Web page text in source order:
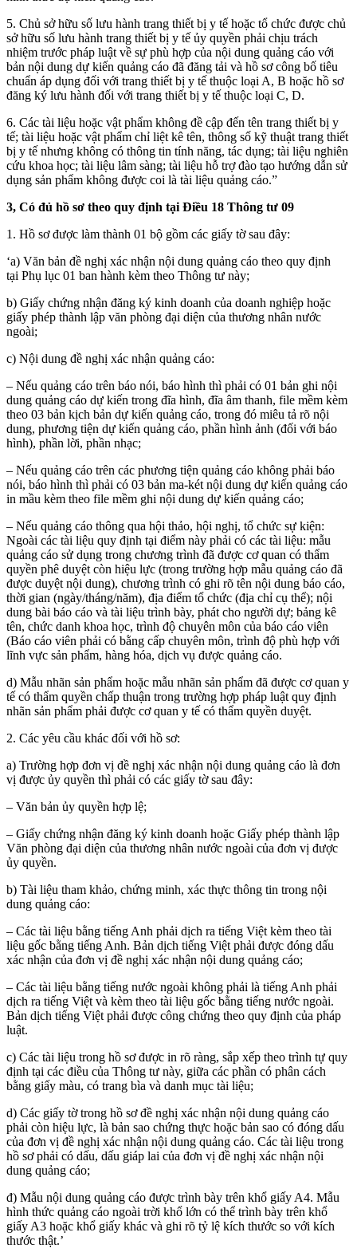
5. Chủ sở hữu số lưu hành trang thiết bị y tế hoặc tổ chức được chủ
sở hữu số lưu hành trang thiết bị y tế ủy quyền phải chịu trách
nhiệm trước pháp luật về sự phù hợp của nội dung quảng cáo với
bản nội dung dự kiến quảng cáo đã đăng tải và hồ sơ công bố tiêu
chuẩn áp dụng đối với trang thiết bị y tế thuộc loại A, B hoặc hồ sơ
đăng ký lưu hành đối với trang thiết bị y tế thuộc loại C, D.
6. Các tài liệu hoặc vật phẩm không đề cập đến tên trang thiết bị y
tế; tài liệu hoặc vật phẩm chỉ liệt kê tên, thông số kỹ thuật trang thiết
bị y tế nhưng không có thông tin tính năng, tác dụng; tài liệu nghiên
cứu khoa học; tài liệu lâm sàng; tài liệu hỗ trợ đào tạo hướng dẫn sử
dụng sản phẩm không được coi là tài liệu quảng cáo.”
3, Có đủ hồ sơ theo quy định tại Điều 18 Thông tư 09
1. Hồ sơ được làm thành 01 bộ gồm các giấy tờ sau đây:
‘a) Văn bản đề nghị xác nhận nội dung quảng cáo theo quy định
tại Phụ lục 01 ban hành kèm theo Thông tư này;
b) Giấy chứng nhận đăng ký kinh doanh của doanh nghiệp hoặc
giấy phép thành lập văn phòng đại diện của thương nhân nước
ngoài;
c) Nội dung đề nghị xác nhận quảng cáo:
– Nếu quảng cáo trên báo nói, báo hình thì phải có 01 bản ghi nội
dung quảng cáo dự kiến trong đĩa hình, đĩa âm thanh, file mềm kèm
theo 03 bản kịch bản dự kiến quảng cáo, trong đó miêu tả rõ nội
dung, phương tiện dự kiến quảng cáo, phần hình ảnh (đối với báo
hình), phần lời, phần nhạc;
– Nếu quảng cáo trên các phương tiện quảng cáo không phải báo
nói, báo hình thì phải có 03 bản ma-két nội dung dự kiến quảng cáo
in mầu kèm theo file mềm ghi nội dung dự kiến quảng cáo;
– Nếu quảng cáo thông qua hội thảo, hội nghị, tổ chức sự kiện:
Ngoài các tài liệu quy định tại điểm này phải có các tài liệu: mẫu
quảng cáo sử dụng trong chương trình đã được cơ quan có thẩm
quyền phê duyệt còn hiệu lực (trong trường hợp mẫu quảng cáo đã
được duyệt nội dung), chương trình có ghi rõ tên nội dung báo cáo,
thời gian (ngày/tháng/năm), địa điểm tổ chức (địa chỉ cụ thể); nội
dung bài báo cáo và tài liệu trình bày, phát cho người dự; bảng kê
tên, chức danh khoa học, trình độ chuyên môn của báo cáo viên
(Báo cáo viên phải có bằng cấp chuyên môn, trình độ phù hợp với
lĩnh vực sản phẩm, hàng hóa, dịch vụ được quảng cáo.
d) Mẫu nhãn sản phẩm hoặc mẫu nhãn sản phẩm đã đ­ược cơ quan y
tế có thẩm quyền chấp thuận trong trường hợp pháp luật quy định
nhãn sản phẩm phải được cơ quan y tế có thẩm quyền duyệt.
2. Các yêu cầu khác đối với hồ sơ:
a) Trường hợp đơn vị đề nghị xác nhận nội dung quảng cáo là đơn
vị được ủy quyền thì phải có các giấy tờ sau đây:
– Văn bản ủy quyền hợp lệ;
– Giấy chứng nhận đăng ký kinh doanh hoặc Giấy phép thành lập
Văn phòng đại diện của thư­ơng nhân n­ước ngoài của đơn vị được
ủy quyền.
b) Tài liệu tham khảo, chứng minh, xác thực thông tin trong nội
dung quảng cáo:
– Các tài liệu bằng tiếng Anh phải dịch ra tiếng Việt kèm theo tài
liệu gốc bằng tiếng Anh. Bản dịch tiếng Việt phải được đóng dấu
xác nhận của đơn vị đề nghị xác nhận nội dung quảng cáo;
– Các tài liệu bằng tiếng nước ngoài không phải là tiếng Anh phải
dịch ra tiếng Việt và kèm theo tài liệu gốc bằng tiếng nước ngoài.
Bản dịch tiếng Việt phải được công chứng theo quy định của pháp
luật.
c) Các tài liệu trong hồ sơ được in rõ ràng, sắp xếp theo trình tự quy
định tại các điều của Thông tư này, giữa các phần có phân cách
bằng giấy màu, có trang bìa và danh mục tài liệu;
d) Các giấy tờ trong hồ sơ đề nghị xác nhận nội dung quảng cáo
phải còn hiệu lực, là bản sao chứng thực hoặc bản sao có đóng dấu
của đơn vị đề nghị xác nhận nội dung quảng cáo. Các tài liệu trong
hồ sơ phải có dấu, dấu giáp lai của đơn vị đề nghị xác nhận nội
dung quảng cáo;
đ) Mẫu nội dung quảng cáo được trình bày trên khổ giấy A4. Mẫu
hình thức quảng cáo ngoài trời khổ lớn có thể trình bày trên khổ
giấy A3 hoặc khổ giấy khác và ghi rõ tỷ lệ kích thước so với kích
thước thật.’